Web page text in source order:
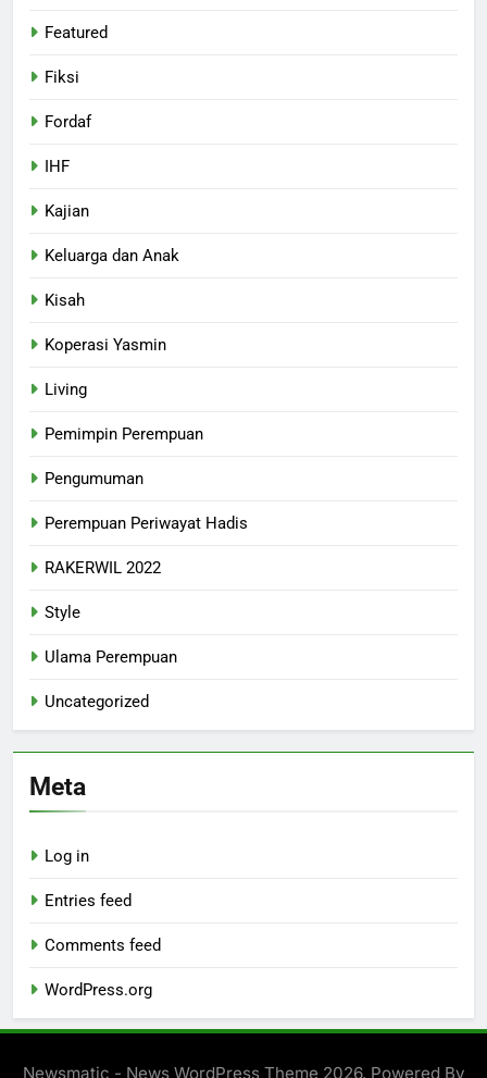
Featured
Fiksi
Fordaf
IHF
Kajian
Keluarga dan Anak
Kisah
Koperasi Yasmin
Living
Pemimpin Perempuan
Pengumuman
Perempuan Periwayat Hadis
RAKERWIL 2022
Style
Ulama Perempuan
Uncategorized
Meta
Log in
Entries feed
Comments feed
WordPress.org
Newsmatic - News WordPress Theme 2026. Powered By